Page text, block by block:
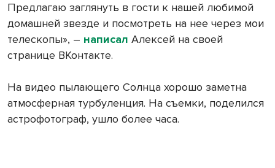
Предлагаю заглянуть в гости к нашей любимой
домашней звезде и посмотреть на нее через мои
телескопы», – написал Алексей на своей
странице ВКонтакте.
На видео пылающего Солнца хорошо заметна
атмосферная турбуленция. На съемки, поделился
астрофотограф, ушло более часа.